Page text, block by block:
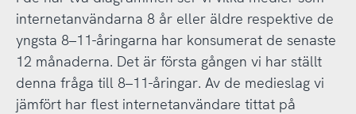
internetanvändarna 8 år eller äldre respektive de
yngsta 8–11-åringarna har konsumerat de senaste
12 månaderna. Det är första gången vi har ställt
denna fråga till 8–11-åringar. Av de medieslag vi
jämfört har flest internetanvändare tittat på